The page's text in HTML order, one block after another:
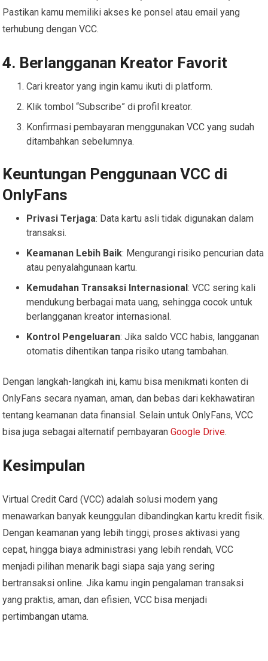
Pastikan kamu memiliki akses ke ponsel atau email yang
terhubung dengan VCC.
4. Berlangganan Kreator Favorit
Cari kreator yang ingin kamu ikuti di platform.
Klik tombol “Subscribe” di profil kreator.
Konfirmasi pembayaran menggunakan VCC yang sudah
ditambahkan sebelumnya.
Keuntungan Penggunaan VCC di
OnlyFans
Privasi Terjaga: Data kartu asli tidak digunakan dalam
transaksi.
Keamanan Lebih Baik: Mengurangi risiko pencurian data
atau penyalahgunaan kartu.
Kemudahan Transaksi Internasional: VCC sering kali
mendukung berbagai mata uang, sehingga cocok untuk
berlangganan kreator internasional.
Kontrol Pengeluaran: Jika saldo VCC habis, langganan
otomatis dihentikan tanpa risiko utang tambahan.
Dengan langkah-langkah ini, kamu bisa menikmati konten di
OnlyFans secara nyaman, aman, dan bebas dari kekhawatiran
tentang keamanan data finansial. Selain untuk OnlyFans, VCC
bisa juga sebagai alternatif pembayaranGoogle Drive.
Kesimpulan
Virtual Credit Card (VCC) adalah solusi modern yang
menawarkan banyak keunggulan dibandingkan kartu kredit fisik.
Dengan keamanan yang lebih tinggi, proses aktivasi yang
cepat, hingga biaya administrasi yang lebih rendah, VCC
menjadi pilihan menarik bagi siapa saja yang sering
bertransaksi online. Jika kamu ingin pengalaman transaksi
yang praktis, aman, dan efisien, VCC bisa menjadi
pertimbangan utama.